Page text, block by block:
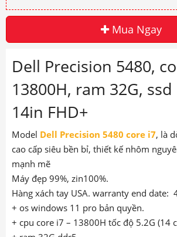
Mua Ngay
Dell Precision 5480,
13800H, ram 32G, ssd
14in FHD+
Model Dell Precision 5480 core i7, là
cao cấp siêu bền bỉ, thiết kế nhôm
mạnh mẽ
Máy đẹp 99%, zin100%.
Hàng xách tay USA. warranty end date:
+ os windows 11 pro bản quyền.
+ cpu core i7 – 13800H tốc độ 5.2G (14